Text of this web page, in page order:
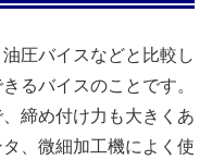
圧バイスなどと比較し
るバイスのことです。
締め付け力も大きくあ
、微細加工機によく使